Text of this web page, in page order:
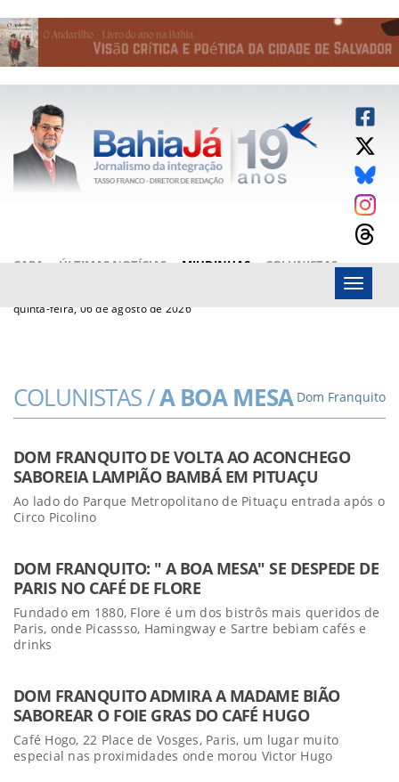
CAPA ÚLTIMAS NOTÍCIAS MIUDINHAS
COLUNISTAS
quinta-feira, 06 de agosto de 2026
Menu
COLUNISTAS /A BOA MESA Dom Franquito
DOM FRANQUITO DE VOLTA AO ACONCHEGO
SABOREIA LAMPIÃO BAMBÁ EM PITUAÇU
Ao lado do Parque Metropolitano de Pituaçu entrada após o
Circo Picolino
DOM FRANQUITO: " A BOA MESA" SE DESPEDE DE
PARIS NO CAFÉ DE FLORE
Fundado em 1880, Flore é um dos bistrôs mais queridos de
Paris, onde Picassso, Hamingway e Sartre bebiam cafés e
drinks
DOM FRANQUITO ADMIRA A MADAME BIÃO
SABOREAR O FOIE GRAS DO CAFÉ HUGO
Café Hogo, 22 Place de Vosges, Paris, um lugar muito
especial nas proximidades onde morou Victor Hugo